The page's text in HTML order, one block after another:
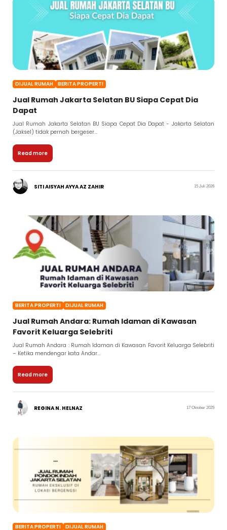
DIJUAL RUMAH BERITA PROPERTI
Jual Rumah Jakarta Selatan BU Siapa Cepat Dia
Dapat
Jual Rumah Jakarta Selatan BU Siapa Cepat Dia Dapat - Jakarta Selatan
(Jaksel) tidak pernah bergeser...
Read more
SITI AISYAH AYYA AZ ZAHIR 15 Juli 2026
BERITA PROPERTI DIJUAL RUMAH
Jual Rumah Andara: Rumah Idaman di Kawasan
Favorit Keluarga Selebriti
Jual Rumah Andara : Rumah Idaman di Kawasan Favorit Keluarga Selebriti
– Ketika mendengar kata Andar...
Read more
REGINA N. HELNAZ 17 Oktober 2025
BERITA PROPERTI DIJUAL RUMAH